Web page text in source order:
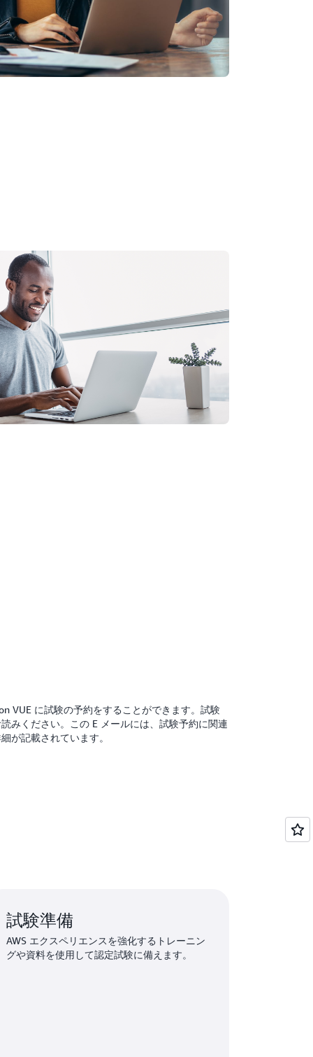
VUE に試験の予約をすることができます。試験
みください。この E メールには、試験予約に関連
が記載されています。
試験準備
AWS エクスペリエンスを強化するトレーニン
グや資料を使用して認定試験に備えます。